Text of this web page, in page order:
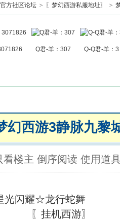
的空间
帖子
方社区论坛 > 〖梦幻西游私服地址〗 >
Q君-羊：307 Q-Q君-羊：3
幻西游3静脉九黎
看楼主 倒序阅读 使用道
光闪耀☆龙行蛇舞
〖挂机西游〗